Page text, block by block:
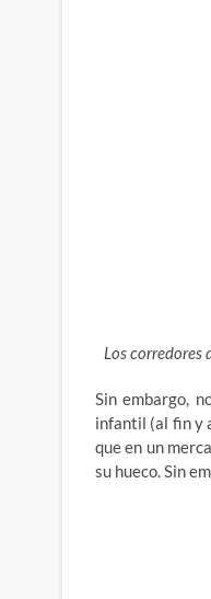
Los corredores
Sin embargo,
infantil (al fin y
que en un
su hueco. Sin